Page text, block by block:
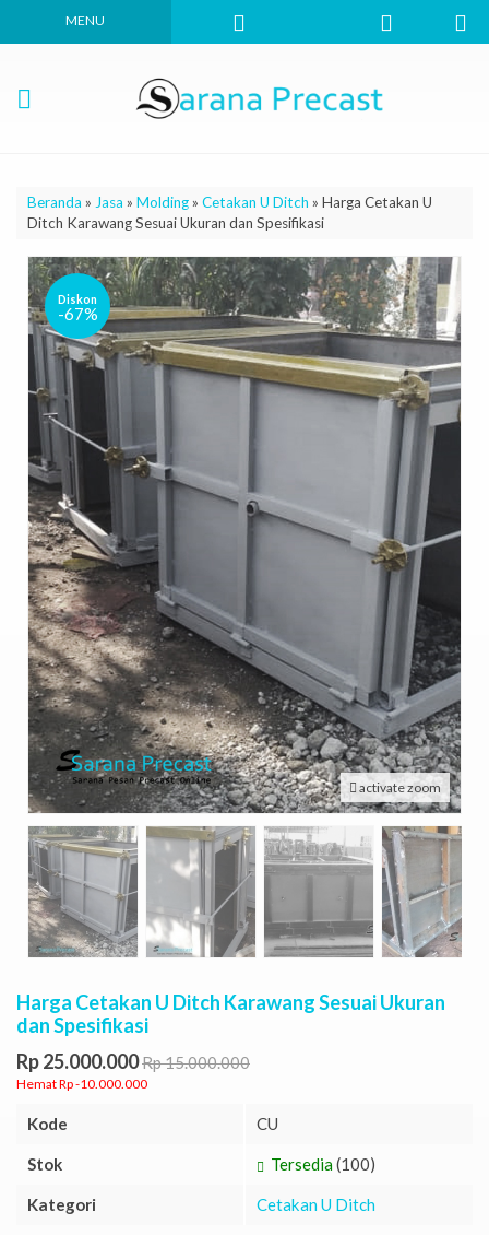
MENU
Beranda » Jasa » Molding» Cetakan U Ditch » Harga Cetakan U
Ditch Karawang Sesuai Ukuran dan Spesifikasi
activate zoom
Diskon
-67%
Harga Cetakan U Ditch Karawang Sesuai Ukuran
dan Spesifikasi
Rp 25.000.000Rp 15.000.000
Hemat Rp -10.000.000
Kode CU
Stok Tersedia(100)
Kategori Cetakan U Ditch